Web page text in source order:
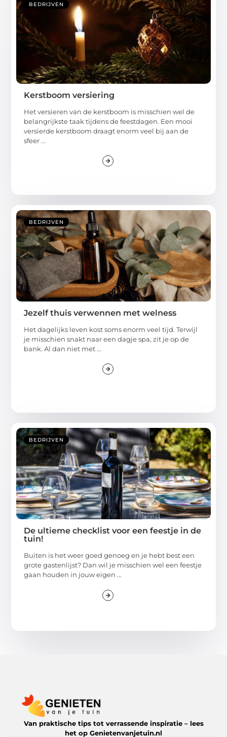
BEDRIJVEN
Kerstboom versiering
Het versieren van de kerstboom is misschien wel de
belangrijkste taak tijdens de feestdagen. Een mooi
versierde kerstboom draagt enorm veel bij aan de
sfeer ...
BEDRIJVEN
Jezelf thuis verwennen met welness
Het dagelijks leven kost soms enorm veel tijd. Terwijl
je misschien snakt naar een dagje spa, zit je op de
bank. Al dan niet met ...
BEDRIJVEN
De ultieme checklist voor een feestje in de
tuin!
Buiten is het weer goed genoeg en je hebt best een
grote gastenlijst? Dan wil je misschien wel een feestje
gaan houden in jouw eigen ...
Van praktische tips tot verrassende inspiratie – lees
het op Genietenvanjetuin.nl